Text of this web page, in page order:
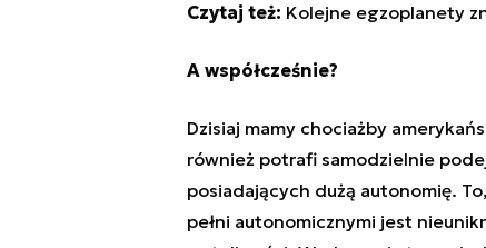
Czytaj też: Kolejne egzoplanety
A współcześnie?
Dzisiaj mamy chociażby
również potrafi samodzielnie
posiadających dużą autonomię.
pełni autonomicznymi jest